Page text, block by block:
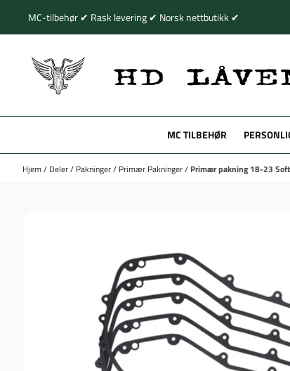
Hopp til innhold
MC-tilbehør ✔ Rask levering ✔ Norsk nettbutikk ✔
MC TILBEHØR
Hjem/ Deler/ Pakninger/ Primær Pakninger/ Primær pakning 18-23